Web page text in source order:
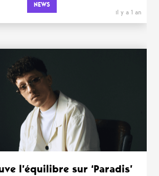
NEWS
il y a 1 an
l’équilibre sur ‘Paradis’